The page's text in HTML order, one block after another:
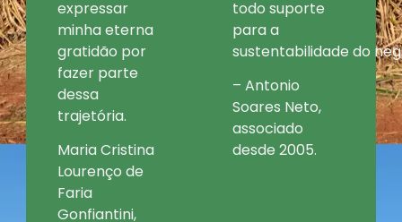
expressar
minha eterna
gratidão por
fazer parte
dessa
trajetória.
Maria Cristina
Lourenço de
Faria
Gonfiantini,
todo suporte
para a
sustentabilidade do
– Antonio
Soares Neto,
associado
desde 2005.